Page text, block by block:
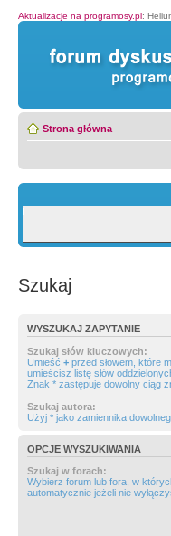
Aktualizacje na programosy.pl:
Strona główna
Szukaj
WYSZUKAJ ZAPYTANIE
Szukaj słów kluczowych:
Umieść + przed słowem, które
umieścisz listę słów
Znak * zastępuje dowolny ciąg
Szukaj autora:
Użyj * jako zamiennika
OPCJE WYSZUKIWANIA
Szukaj w forach:
Wybierz forum lub fora, w
automatycznie jeżeli nie